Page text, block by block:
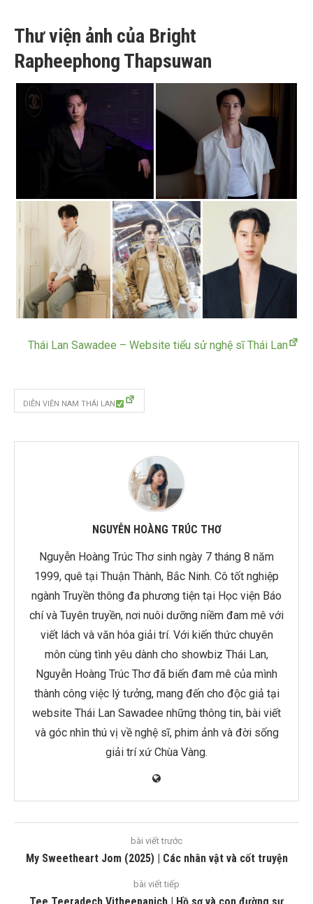
Thư viện ảnh của Bright
Rapheephong Thapsuwan
Thái Lan Sawadee – Website tiểu sử nghệ sĩ Thái Lan
DIỄN VIÊN NAM THÁI LAN
NGUYỄN HOÀNG TRÚC THƠ
Nguyễn Hoàng Trúc Thơ sinh ngày 7 tháng 8 năm
1999, quê tại Thuận Thành, Bắc Ninh. Cô tốt nghiệp
ngành Truyền thông đa phương tiện tại Học viện Báo
chí và Tuyên truyền, nơi nuôi dưỡng niềm đam mê với
viết lách và văn hóa giải trí. Với kiến thức chuyên
môn cùng tình yêu dành cho showbiz Thái Lan,
Nguyễn Hoàng Trúc Thơ đã biến đam mê của mình
thành công việc lý tưởng, mang đến cho độc giả tại
website Thái Lan Sawadee những thông tin, bài viết
và góc nhìn thú vị về nghệ sĩ, phim ảnh và đời sống
giải trí xứ Chùa Vàng.
bài viết trước
My Sweetheart Jom (2025) | Các nhân vật và cốt truyện
bài viết tiếp